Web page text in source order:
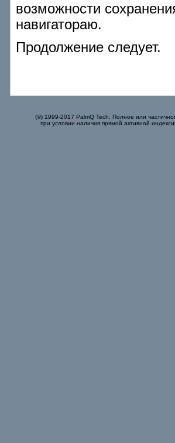
возможности
навигатораю.
Продолжение следует.
(©) 1999-2017 PalmQ Tech. Полное или
при условии наличия прямой активной